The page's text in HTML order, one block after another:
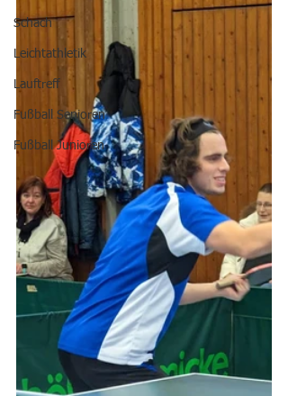
Schach
Leichtathletik
Lauftreff
Fußball Senioren
Fußball Junioren